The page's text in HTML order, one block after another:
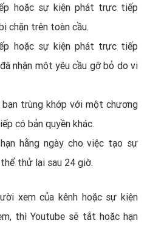
hoặc sự kiện phát trực tiếp
chặn trên toàn cầu.
hoặc sự kiện phát trực tiếp
nhận một yêu cầu gỡ bỏ do vi
trùng khớp với một chương
có bản quyền khác.
hằng ngày cho việc tạo sự
thử lại sau 24 giờ.
xem của kênh hoặc sự kiện
thì Youtube sẽ tắt hoặc hạn